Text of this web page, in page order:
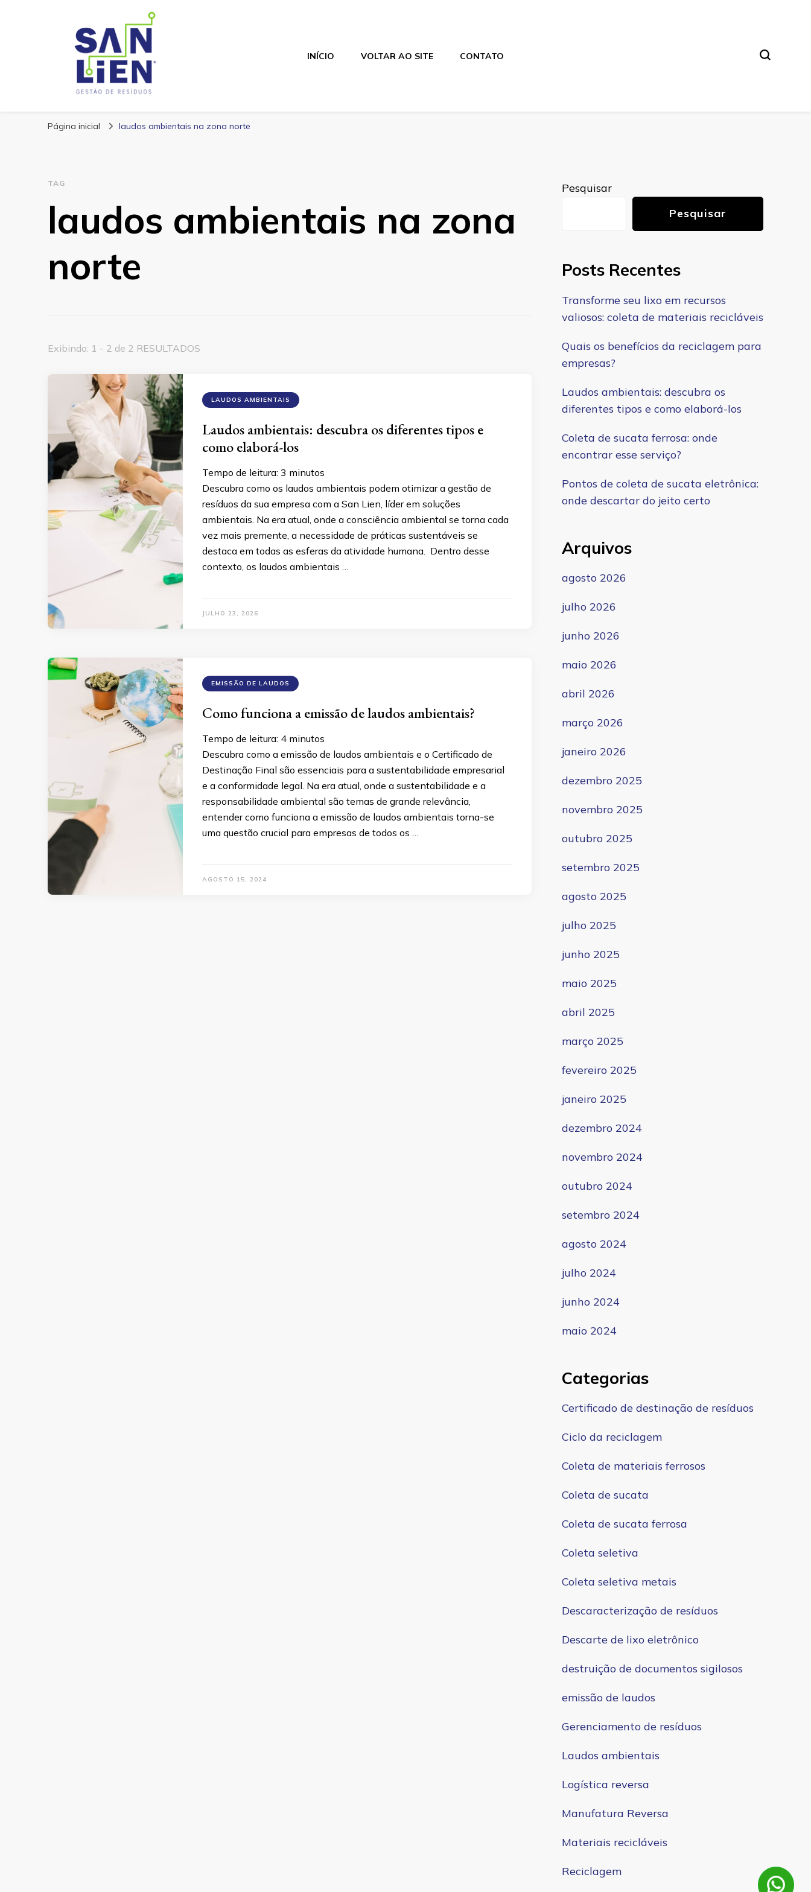
San Lien
INÍCIO VOLTAR AO SITE CONTATO
Página inicial laudos ambientais na zona norte
TAG
laudos ambientais na zona
norte
Exibindo: 1 - 2 de 2 RESULTADOS
LAUDOS AMBIENTAIS
Laudos ambientais: descubra os diferentes tipos e
como elaborá-los
Tempo de leitura: 3 minutos
Descubra como os laudos ambientais podem otimizar a gestão de
resíduos da sua empresa com a San Lien, líder em soluções
ambientais. Na era atual, onde a consciência ambiental se torna cada
vez mais premente, a necessidade de práticas sustentáveis se
destaca em todas as esferas da atividade humana. Dentro desse
contexto, os laudos ambientais …
JULHO 23, 2026
EMISSÃO DE LAUDOS
Como funciona a emissão de laudos ambientais?
Tempo de leitura: 4 minutos
Descubra como a emissão de laudos ambientais e o Certificado de
Destinação Final são essenciais para a sustentabilidade empresarial
e a conformidade legal. Na era atual, onde a sustentabilidade e a
responsabilidade ambiental são temas de grande relevância,
entender como funciona a emissão de laudos ambientais torna-se
uma questão crucial para empresas de todos os …
AGOSTO 15, 2024
Pesquisar
Pesquisar
Posts Recentes
Transforme seu lixo em recursos
valiosos: coleta de materiais recicláveis
Quais os benefícios da reciclagem para
empresas?
Laudos ambientais: descubra os
diferentes tipos e como elaborá-los
Coleta de sucata ferrosa: onde
encontrar esse serviço?
Pontos de coleta de sucata eletrônica:
onde descartar do jeito certo
Arquivos
agosto 2026
julho 2026
junho 2026
maio 2026
abril 2026
março 2026
janeiro 2026
dezembro 2025
novembro 2025
outubro 2025
setembro 2025
agosto 2025
julho 2025
junho 2025
maio 2025
abril 2025
março 2025
fevereiro 2025
janeiro 2025
dezembro 2024
novembro 2024
outubro 2024
setembro 2024
agosto 2024
julho 2024
junho 2024
maio 2024
Categorias
Certificado de destinação de resíduos
Ciclo da reciclagem
Coleta de materiais ferrosos
Coleta de sucata
Coleta de sucata ferrosa
Coleta seletiva
Coleta seletiva metais
Descaracterização de resíduos
Descarte de lixo eletrônico
destruição de documentos sigilosos
emissão de laudos
Gerenciamento de resíduos
Laudos ambientais
Logística reversa
Manufatura Reversa
Materiais recicláveis
Reciclagem